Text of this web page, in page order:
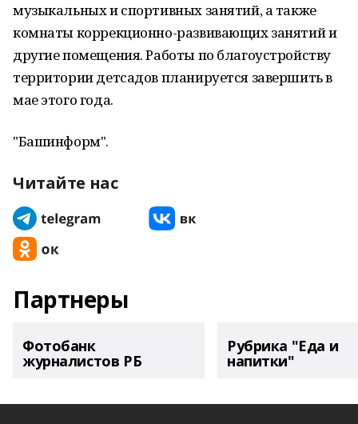
музыкальных и спортивных занятий, а также
комнаты коррекционно-развивающих занятий и
другие помещения. Работы по благоустройству
территории детсадов планируется завершить в
мае этого года.
"Башинформ".
Читайте нас
Партнеры
Фотобанк
журналистов РБ
Рубрика "Еда и
напитки"